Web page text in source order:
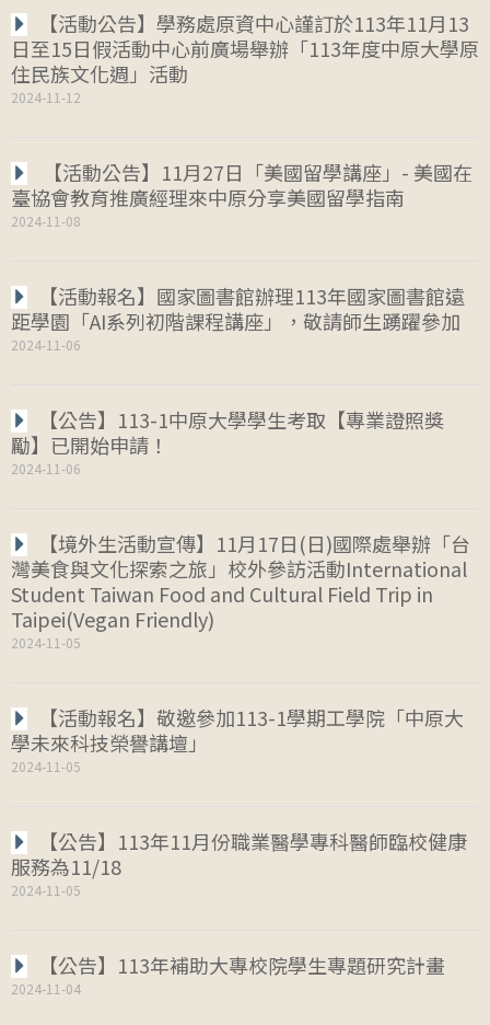
【活動公告】學務處原資中心謹訂於113年11月13
日至15日假活動中心前廣場舉辦「113年度中原大學原
住民族文化週」活動
2024-11-12
【活動公告】11月27日「美國留學講座」- 美國在
臺協會教育推廣經理來中原分享美國留學指南
2024-11-08
【活動報名】國家圖書館辦理113年國家圖書館遠
距學園「AI系列初階課程講座」，敬請師生踴躍參加
2024-11-06
【公告】113-1中原大學學生考取【專業證照獎
勵】已開始申請！
2024-11-06
【境外生活動宣傳】11月17日(日)國際處舉辦「台
灣美食與文化探索之旅」校外參訪活動International
Student Taiwan Food and Cultural Field Trip in
Taipei(Vegan Friendly)
2024-11-05
【活動報名】敬邀參加113-1學期工學院「中原大
學未來科技榮譽講壇」
2024-11-05
【公告】113年11月份職業醫學專科醫師臨校健康
服務為11/18
2024-11-05
【公告】113年補助大專校院學生專題研究計畫
2024-11-04